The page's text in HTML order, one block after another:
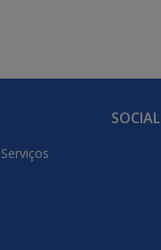
SOCIAL